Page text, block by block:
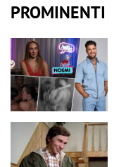
PROMINENTI